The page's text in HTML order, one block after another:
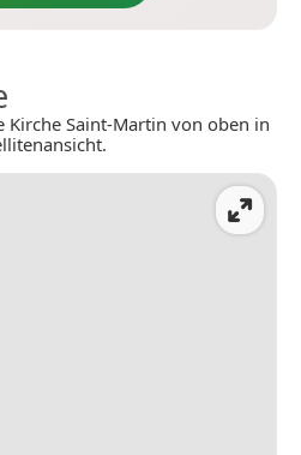
Kirche Saint-Martin von oben in